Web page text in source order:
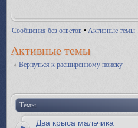
Сообщения без ответов • Активные темы
Активные темы
Вернуться к расширенному поиску
Темы
Два крыса мальчика